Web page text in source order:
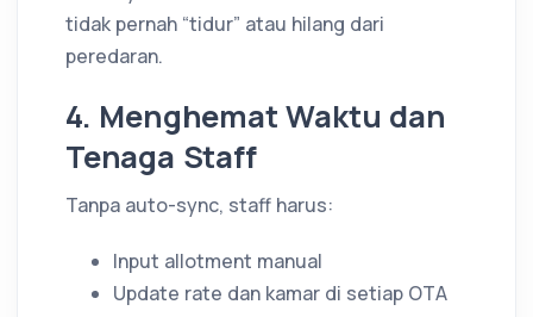
tidak pernah “tidur” atau hilang dari
peredaran.
4. Menghemat Waktu dan
Tenaga Staff
Tanpa auto-sync, staff harus:
Input allotment manual
Update rate dan kamar di setiap OTA